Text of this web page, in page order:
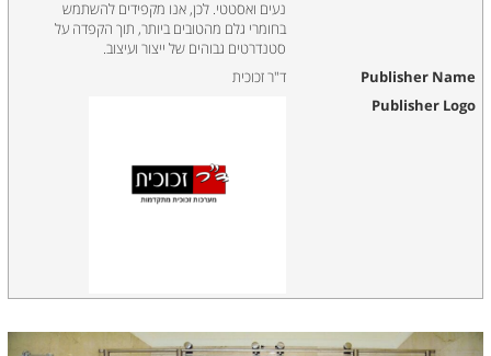
נעים ואסטטי. לכן, אנו מקפידים להשתמש
בחומרי גלם מהטובים ביותר, תוך הקפדה על
סטנדרטים גבוהים של ייצור ועיצוב.
Publisher Name ד"ר זכוכית
Publisher Logo